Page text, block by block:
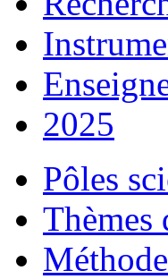
2025
Pôles
Thèmes